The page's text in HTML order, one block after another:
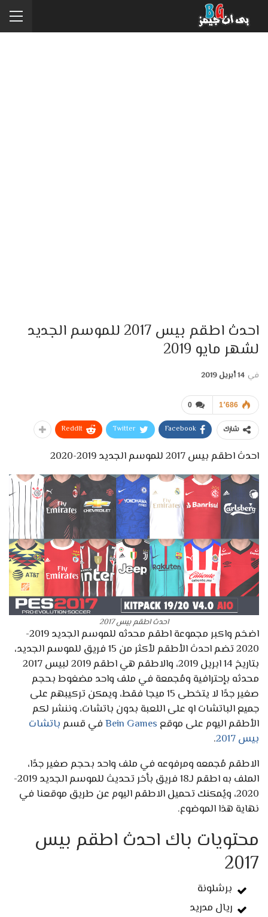
احدث اطقم بيس 2017 للموسم الجديد
لشهر مايو 2019
في 14 أبريل 2019
0 1٬686
شارك Facebook
Twitter
ReddIt
احدث اطقم بيس 2017 للموسم الجديد 2019-2020
احدث اطقم بيس 2017
اضخم واكبر مجموعة اطقم محدثه للموسم الجديد 2019-
2020 تضم احدث الأطقم لأكثر من 15 فريق للموسم الجديد،
بتاريخ 14 ابريل 2019، والاطقم هي اطقم 2019 لبيس 2017
محدثه بإحترافية ومُجمعة في ملف واحد مضغوط بحجم
صغير جدًا لا يتخطى 15 ميجا فقط، ويمكن تركيبهم على
جميع الباتشات او على اللعبة بدون باتشات، وننشر لكم
الأطقم اليوم على موقع Bein Gamesفي قسمباتشات
بيس 2017
.
الاطقم مُجمعه ومرفوعه في ملف واحد بحجم صغير جدًا،
الملف به اطقم لـ18 فريق بأخر تحديث للموسم الجديد 2019-
2020، ويُمكنك تحميل الاطقم اليوم عن طريق موقعنا في
نهاية هذا الموضوع.
محتويات باك احدث اطقم بيس
2017
برشلونة
ريال مدريد